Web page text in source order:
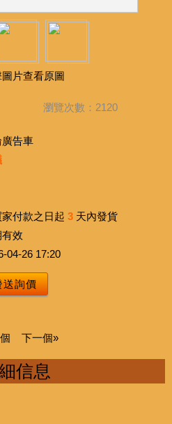
片查看原圖
瀏覽次數：2120
廣告車
家付款之日起 3 天內發貨
效
04-26 17:20
送詢價
下一個»
信息